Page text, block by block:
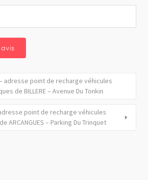
– adresse point de recharge véhicules
de BILLERE – Avenue Du Tonkin
adresse point de recharge véhicules
ARCANGUES – Parking Du Trinquet